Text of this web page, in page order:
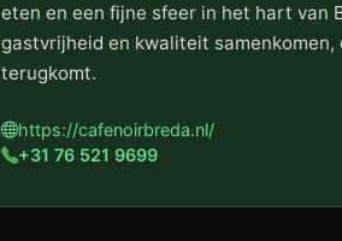
eten en een fijne sfeer in het hart van
gastvrijheid en kwaliteit
terugkomt.
https://cafenoirbreda.nl/
+31 76 521 9699